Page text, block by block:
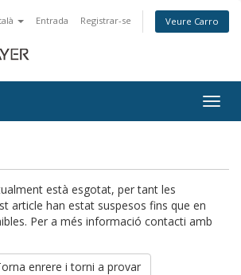
Entrada Registrar-se Veure Carro
està esgotat, per tant les
article han estat suspesos fins que en
Per a més informació contacti amb
enrere i torni a provar